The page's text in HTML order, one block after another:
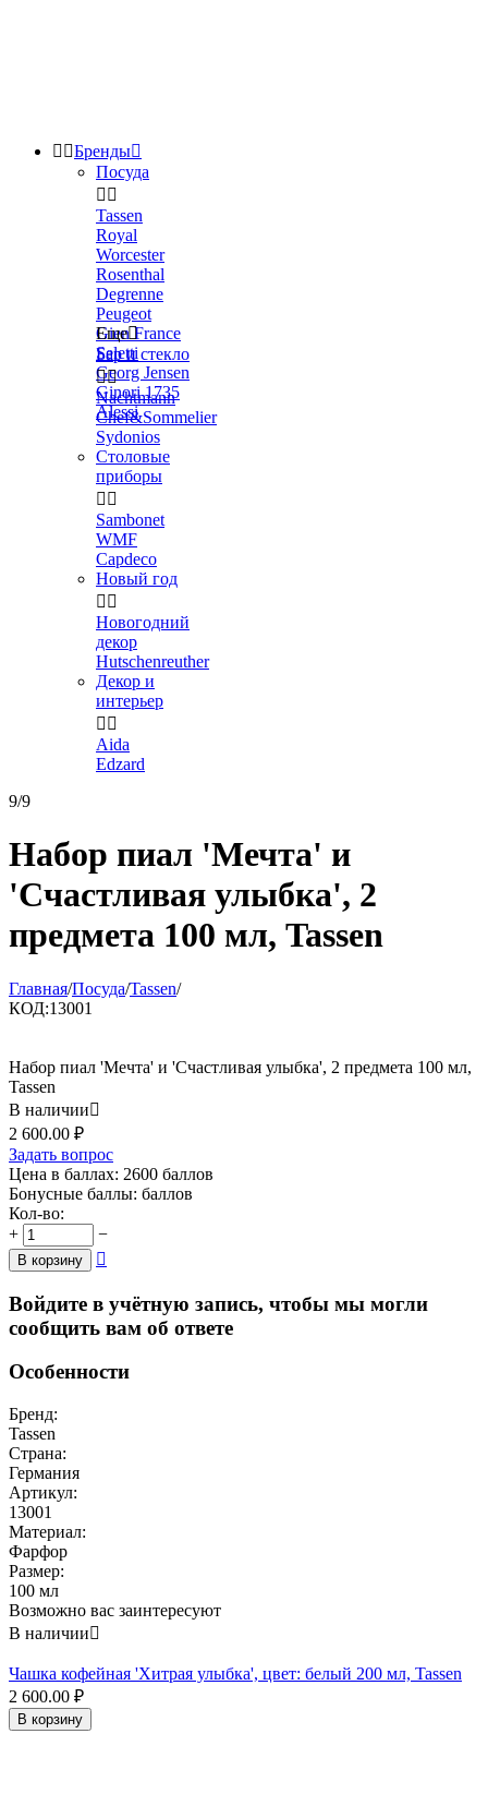
 Бренды
Посуда
 
Tassen
Royal
Worcester
Rosenthal
Degrenne
Peugeot
Gien France
Seletti
Georg Jensen
Ginori 1735
Alessi
Еще
Бар и стекло

Nachtmann
Chef&Sommelier
Sydonios
Столовые
приборы
 
Sambonet
WMF
Capdeco
Новый год
 
Новогодний
декор
Hutschenreuther
Декор и
интерьер
 
Aida
Edzard
9/9
Набор пиал 'Мечта' и
'Счастливая улыбка', 2
предмета 100 мл, Tassen
Главная/Посуда/Tassen/
КОД:13001
Набор пиал 'Мечта' и 'Счастливая улыбка', 2 предмета 100 мл,
Tassen
В наличии
2 600.00 ₽
Задать вопрос
Цена в баллах: 2600 баллов
Бонусные баллы: баллов
Кол-во:
+
−
В корзину 
Войдите в учётную запись, чтобы мы могли
сообщить вам об ответе
Особенности
Бренд:
Tassen
Страна:
Германия
Артикул:
13001
Материал:
Фарфор
Размер:
100 мл
Возможно вас заинтересуют
В наличии
Чашка кофейная 'Хитрая улыбка', цвет: белый 200 мл, Tassen
2 600.00 ₽
В корзину